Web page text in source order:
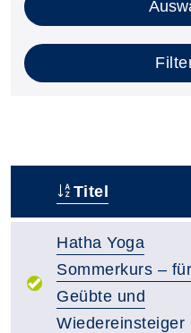
Titel
Hatha Yoga
Sommerkurs – für
Geübte und
Wiedereinsteiger